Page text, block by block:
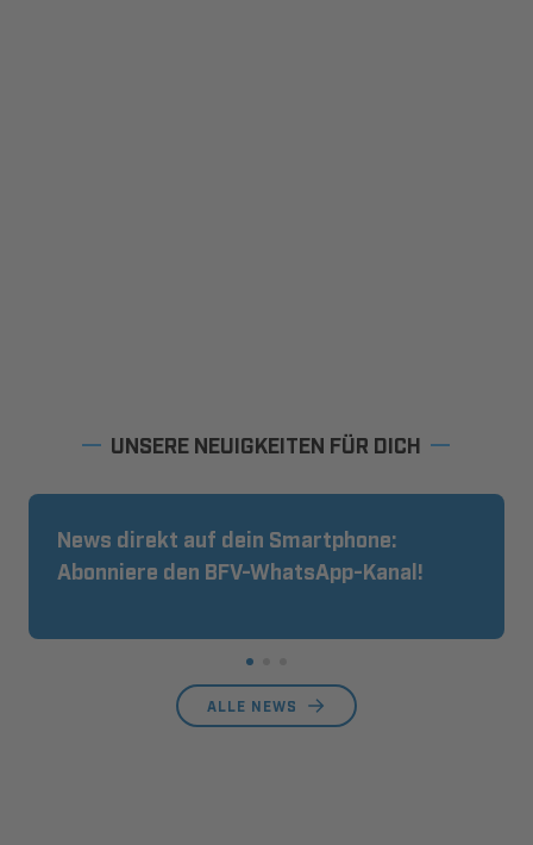
UNSERE NEUIGKEITEN FÜR DICH
News direkt auf dein Smartphone:
Abonniere den BFV-WhatsApp-Kanal!
ALLE NEWS